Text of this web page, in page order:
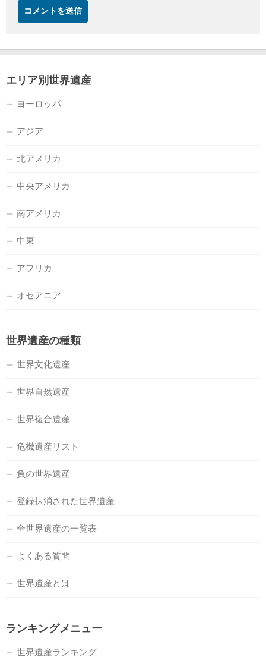
エリア別世界遺産
ヨーロッパ
アジア
北アメリカ
中央アメリカ
南アメリカ
中東
アフリカ
オセアニア
世界遺産の種類
世界文化遺産
世界自然遺産
世界複合遺産
危機遺産リスト
負の世界遺産
登録抹消された世界遺産
全世界遺産の一覧表
よくある質問
世界遺産とは
ランキングメニュー
世界遺産ランキング